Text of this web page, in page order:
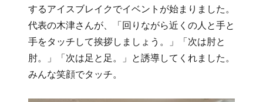
するアイスブレイクでイベントが始まりました。
代表の木津さんが、「回りながら近くの人と手と
手をタッチして挨拶しましょう。」「次は肘と
肘。」「次は足と足。」と誘導してくれました。
みんな笑顔でタッチ。